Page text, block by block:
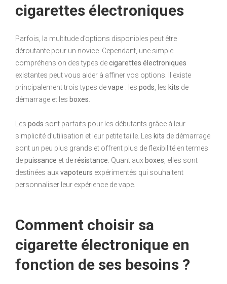
cigarettes électroniques
Parfois, la multitude d’options disponibles peut être
déroutante pour un novice. Cependant, une simple
compréhension des types decigarettes électroniques
existantes peut vous aider à affiner vos options. Il existe
principalement trois types devape : les pods , les kits de
démarrage et les boxes
Les pods sont parfaits pour les débutants grâce à leur
simplicité d’utilisation et leur petite taille. Les kits de démarrage
sont un peu plus grands et offrent plus de flexibilité en termes
depuissance et derésistance . Quant aux boxes , elles sont
destinées aux vapoteurs expérimentés qui souhaitent
personnaliser leur expérience de vape.
Comment choisir sa
cigarette électronique en
fonction de ses besoins ?